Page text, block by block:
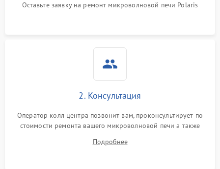
Оставьте заявку на ремонт микроволновой печи Polaris
2. Консультация
Оператор колл центра позвонит вам, проконсультирует по
стоимости ремонта вашего микроволновой печи а также
Подробнее